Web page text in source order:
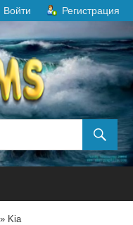
Войти Регистрация
Kia